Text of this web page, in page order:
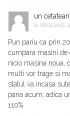
un cetatean
la 08.02.2025,
Pun pariu ca prin
cumpara masini de
nicio masina noua,
multi vor trage si
statul va incasa
pana acum, adica
110%